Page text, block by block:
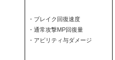
・ブレイク回復速度
・通常攻撃MP回復量
・アビリティ与ダメージ